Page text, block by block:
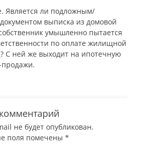
Является ли подложным/
выписка из домовой
умышленно пытается
по оплате жилищной
С ней же выходит на ипотечную
продажи.
не будет опубликован.
поля помечены *